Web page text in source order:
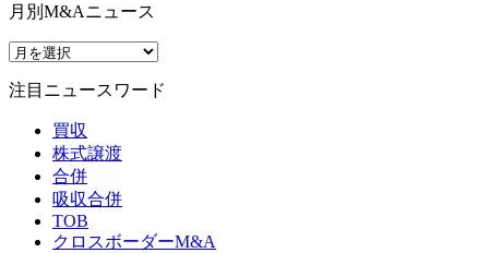
月別M&Aニュース
注目ニュースワード
買収
株式譲渡
合併
吸収合併
TOB
クロスボーダーM&A